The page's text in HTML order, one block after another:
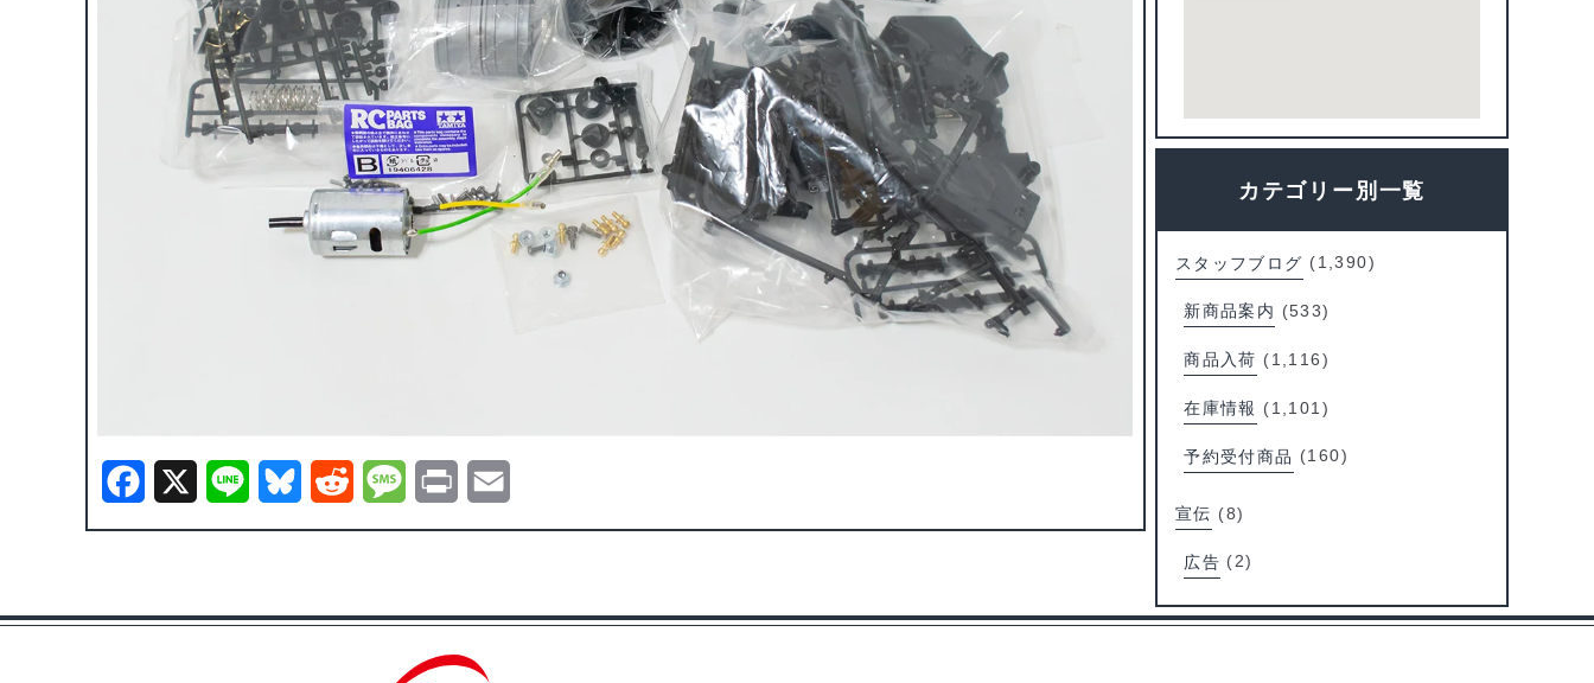
X B R M P
t
カテゴリー別一覧
スタッフブログ (1,390)
新商品案内 (533)
商品入荷 (1,116)
在庫情報 (1,101)
予約受付商品 (160)
宣伝 (8)
広告 (2)